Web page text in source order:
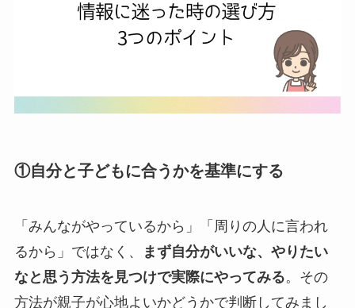
①自分と子どもに合うかを基準にする
「みんながやっているから」「周りの人に言われ
るから」ではなく、
まず自分がいいな、やりたい
なと思う方法を見つけで実際にやってみる。その
方法が親子が心地よいかどうかで判断してみまし